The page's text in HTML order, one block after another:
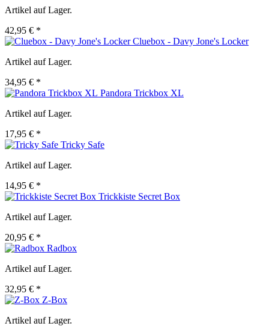
Artikel auf Lager.
42,95 € *
Cluebox - Davy Jone's Locker
Artikel auf Lager.
34,95 € *
Pandora Trickbox XL
Artikel auf Lager.
17,95 € *
Tricky Safe
Artikel auf Lager.
14,95 € *
Trickkiste Secret Box
Artikel auf Lager.
20,95 € *
Radbox
Artikel auf Lager.
32,95 € *
Z-Box
Artikel auf Lager.